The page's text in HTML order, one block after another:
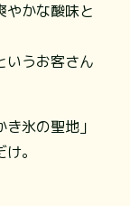
やかな酸味と
いうお客さん
氷の聖地」
。